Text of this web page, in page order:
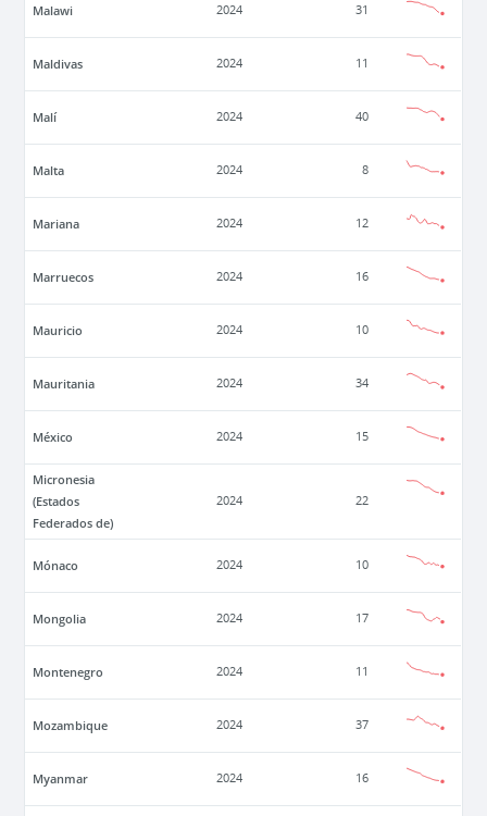
Malawi 2024 31
Maldivas 2024 11
Malí 2024 40
Malta 2024 8
Mariana 2024 12
Marruecos 2024 16
Mauricio 2024 10
Mauritania 2024 34
México 2024 15
Micronesia
(Estados
Federados de)
2024 22
Mónaco 2024 10
Mongolia 2024 17
Montenegro 2024 11
Mozambique 2024 37
Myanmar 2024 16